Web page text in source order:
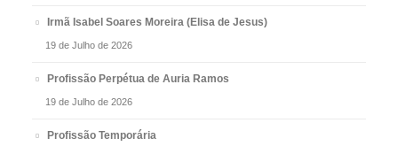
Irmã Isabel Soares Moreira (Elisa de Jesus)
19 de Julho de 2026
Profissão Perpétua de Auria Ramos
19 de Julho de 2026
Profissão Temporária